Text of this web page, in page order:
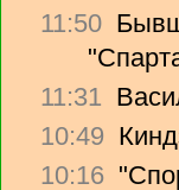
11:50
11:31
10:49
10:16